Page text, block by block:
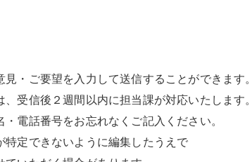
環境
申請手続き
・ご要望を入力して送信することができます。
受信後２週間以内に担当課が対応いたします。
電話番号をお忘れなくご記入ください。
定できないように編集したうえで